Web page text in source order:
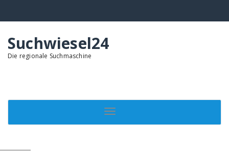
Suchwiesel24
Die regionale Suchmaschine
Toggle navigation